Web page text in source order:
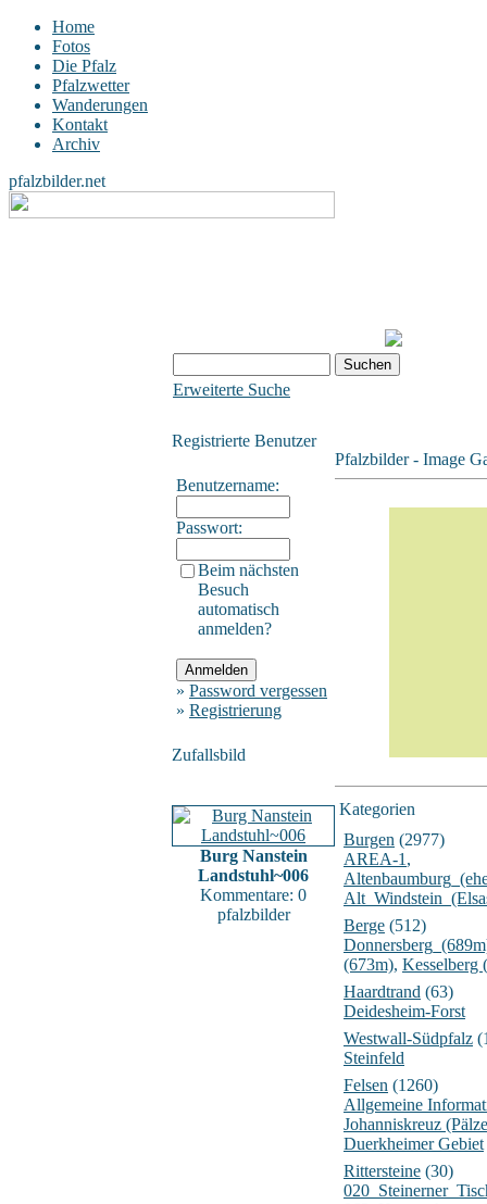
Home
Fotos
Die Pfalz
Pfalzwetter
Wanderungen
Kontakt
Archiv
pfalzbilder.net
Erweiterte Suche
Registrierte Benutzer
Benutzername:
Passwort:
Beim nächsten
Besuch
automatisch
anmelden?
» Password vergessen
» Registrierung
Zufallsbild
Burg Nanstein
Landstuhl~006
Kommentare: 0
pfalzbilder
Pfalzbilder - Image
Kategorien
Burgen (2977)
AREA-1 ,
Berge (512)
(673m), Kesselberg
Haardtrand (63)
Deidesheim-Forst
Westwall-Südpfalz
Steinfeld
Felsen (1260)
Allgemeine
Johanniskreuz
Duerkheimer Gebiet
Rittersteine (30)